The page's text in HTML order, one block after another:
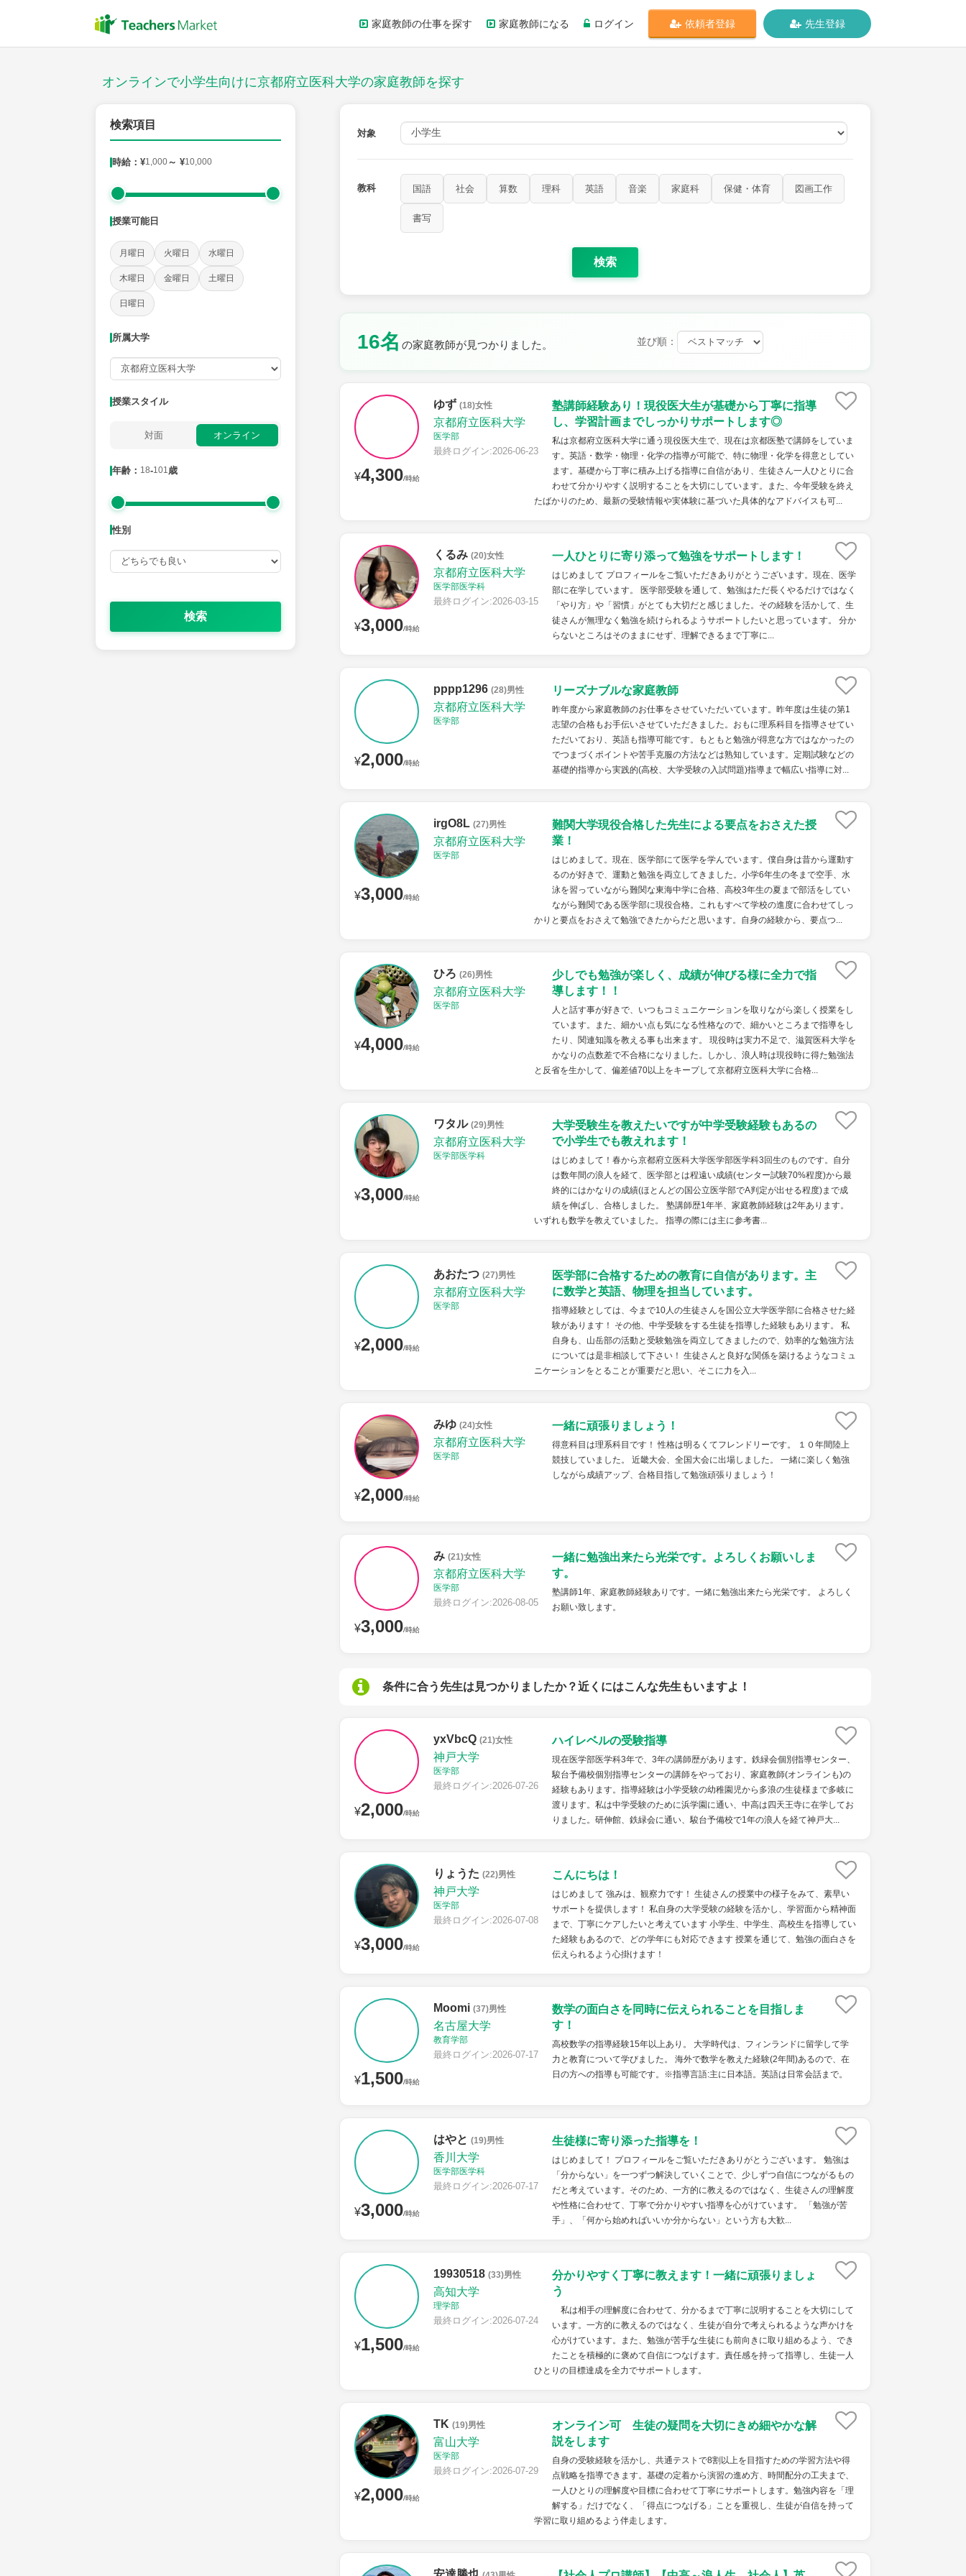
家庭教師の仕事を探す 家庭教師になる ログイン 依頼者登録 先生登録
オンラインで小学生向けに京都府立医科大学の家庭教師を探す
検索項目
時給：¥1,000～ ¥10,000
授業可能日
月曜日 火曜日 水曜日
木曜日 金曜日 土曜日
日曜日
所属大学
授業スタイル
対面 オンライン
年齢： 18-101歳
性別
検索
対象
教科 国語 社会 算数 理科 英語 音楽 家庭科 保健・体育 図画工作
書写
検索
16名 の家庭教師が見つかりました。 並び順：
¥4,300/時給
ゆず (18)女性
京都府立医科大学
医学部
最終ログイン:2026-06-23
塾講師経験あり！現役医大生が基礎から丁寧に指導
し、学習計画までしっかりサポートします◎
私は京都府立医科大学に通う現役医大生で、現在は京都医塾で講師をしていま
す。英語・数学・物理・化学の指導が可能で、特に物理・化学を得意としてい
ます。基礎から丁寧に積み上げる指導に自信があり、生徒さん一人ひとりに合
わせて分かりやすく説明することを大切にしています。また、今年受験を終え
たばかりのため、最新の受験情報や実体験に基づいた具体的なアドバイスも可...
¥3,000/時給
くるみ (20)女性
京都府立医科大学
医学部医学科
最終ログイン:2026-03-15
一人ひとりに寄り添って勉強をサポートします！
はじめまして プロフィールをご覧いただきありがとうございます。現在、医学
部に在学しています。 医学部受験を通して、勉強はただ長くやるだけではなく
「やり方」や「習慣」がとても大切だと感じました。その経験を活かして、生
徒さんが無理なく勉強を続けられるようサポートしたいと思っています。 分か
らないところはそのままにせず、理解できるまで丁寧に...
¥2,000/時給
pppp1296 (28)男性
京都府立医科大学
医学部
リーズナブルな家庭教師
昨年度から家庭教師のお仕事をさせていただいています。昨年度は生徒の第1
志望の合格もお手伝いさせていただきました。おもに理系科目を指導させてい
ただいており、英語も指導可能です。もともと勉強が得意な方ではなかったの
でつまづくポイントや苦手克服の方法などは熟知しています。定期試験などの
基礎的指導から実践的(高校、大学受験の入試問題)指導まで幅広い指導に対...
¥3,000/時給
irgO8L (27)男性
京都府立医科大学
医学部
難関大学現役合格した先生による要点をおさえた授
業！
はじめまして。現在、医学部にて医学を学んでいます。僕自身は昔から運動す
るのが好きで、運動と勉強を両立してきました。小学6年生の冬まで空手、水
泳を習っていながら難関な東海中学に合格、高校3年生の夏まで部活をしてい
ながら難関である医学部に現役合格。これもすべて学校の進度に合わせてしっ
かりと要点をおさえて勉強できたからだと思います。自身の経験から、要点つ...
¥4,000/時給
ひろ (26)男性
京都府立医科大学
医学部
少しでも勉強が楽しく、成績が伸びる様に全力で指
導します！！
人と話す事が好きで、いつもコミュニケーションを取りながら楽しく授業をし
ています。また、細かい点も気になる性格なので、細かいところまで指導をし
たり、関連知識を教える事も出来ます。 現役時は実力不足で、滋賀医科大学を
かなりの点数差で不合格になりました。しかし、浪人時は現役時に得た勉強法
と反省を生かして、偏差値70以上をキープして京都府立医科大学に合格...
¥3,000/時給
ワタル (29)男性
京都府立医科大学
医学部医学科
大学受験生を教えたいですが中学受験経験もあるの
で小学生でも教えれます！
はじめまして！春から京都府立医科大学医学部医学科3回生のものです。自分
は数年間の浪人を経て、医学部とは程遠い成績(センター試験70%程度)から最
終的にはかなりの成績(ほとんどの国公立医学部でA判定が出せる程度)まで成
績を伸ばし、合格しました。 塾講師歴1年半、家庭教師経験は2年あります。
いずれも数学を教えていました。 指導の際には主に参考書...
¥2,000/時給
あおたつ (27)男性
京都府立医科大学
医学部
医学部に合格するための教育に自信があります。主
に数学と英語、物理を担当しています。
指導経験としては、今まで10人の生徒さんを国公立大学医学部に合格させた経
験があります！ その他、中学受験をする生徒を指導した経験もあります。 私
自身も、山岳部の活動と受験勉強を両立してきましたので、効率的な勉強方法
については是非相談して下さい！ 生徒さんと良好な関係を築けるようなコミュ
ニケーションをとることが重要だと思い、そこに力を入...
¥2,000/時給
みゆ (24)女性
京都府立医科大学
医学部
一緒に頑張りましょう！
得意科目は理系科目です！ 性格は明るくてフレンドリーです。 １０年間陸上
競技していました。 近畿大会、全国大会に出場しました。 一緒に楽しく勉強
しながら成績アップ、合格目指して勉強頑張りましょう！
¥3,000/時給
み (21)女性
京都府立医科大学
医学部
最終ログイン:2026-08-05
一緒に勉強出来たら光栄です。よろしくお願いしま
す。
塾講師1年、家庭教師経験ありです。一緒に勉強出来たら光栄です。 よろしく
お願い致します。
条件に合う先生は見つかりましたか？近くにはこんな先生もいますよ！
¥2,000/時給
yxVbcQ (21)女性
神戸大学
医学部
最終ログイン:2026-07-26
ハイレベルの受験指導
現在医学部医学科3年で、3年の講師歴があります。鉄緑会個別指導センター、
駿台予備校個別指導センターの講師をやっており、家庭教師(オンラインも)の
経験もあります。指導経験は小学受験の幼稚園児から多浪の生徒様まで多岐に
渡ります。私は中学受験のために浜学園に通い、中高は四天王寺に在学してお
りました。研伸館、鉄緑会に通い、駿台予備校で1年の浪人を経て神戸大...
¥3,000/時給
りょうた (22)男性
神戸大学
医学部
最終ログイン:2026-07-08
こんにちは！
はじめまして 強みは、観察力です！ 生徒さんの授業中の様子をみて、素早い
サポートを提供します！ 私自身の大学受験の経験を活かし、学習面から精神面
まで、丁寧にケアしたいと考えています 小学生、中学生、高校生を指導してい
た経験もあるので、どの学年にも対応できます 授業を通じて、勉強の面白さを
伝えられるよう心掛けます！
¥1,500/時給
Moomi (37)男性
名古屋大学
教育学部
最終ログイン:2026-07-17
数学の面白さを同時に伝えられることを目指しま
す！
高校数学の指導経験15年以上あり。 大学時代は、フィンランドに留学して学
力と教育について学びました。 海外で数学を教えた経験(2年間)あるので、在
日の方への指導も可能です。※指導言語:主に日本語。英語は日常会話まで。
¥3,000/時給
はやと (19)男性
香川大学
医学部医学科
最終ログイン:2026-07-17
生徒様に寄り添った指導を！
はじめまして！ プロフィールをご覧いただきありがとうございます。 勉強は
「分からない」を一つずつ解決していくことで、少しずつ自信につながるもの
だと考えています。そのため、一方的に教えるのではなく、生徒さんの理解度
や性格に合わせて、丁寧で分かりやすい指導を心がけています。 「勉強が苦
手」、「何から始めればいいか分からない」という方も大歓...
¥1,500/時給
19930518 (33)男性
高知大学
理学部
最終ログイン:2026-07-24
分かりやすく丁寧に教えます！一緒に頑張りましょ
う
私は相手の理解度に合わせて、分かるまで丁寧に説明することを大切にして
います。一方的に教えるのではなく、生徒が自分で考えられるような声かけを
心がけています。また、勉強が苦手な生徒にも前向きに取り組めるよう、でき
たことを積極的に褒めて自信につなげます。責任感を持って指導し、生徒一人
ひとりの目標達成を全力でサポートします。
¥2,000/時給
TK (19)男性
富山大学
医学部
最終ログイン:2026-07-29
オンライン可 生徒の疑問を大切にきめ細やかな解
説をします
自身の受験経験を活かし、共通テストで8割以上を目指すための学習方法や得
点戦略を指導できます。基礎の定着から演習の進め方、時間配分の工夫まで、
一人ひとりの理解度や目標に合わせて丁寧にサポートします。勉強内容を「理
解する」だけでなく、「得点につなげる」ことを重視し、生徒が自信を持って
学習に取り組めるよう伴走します。
授業スタイル
社会 保健・体育 図画工作 書写
時給：¥1,000 ～ ¥10,000
授業可能日
火曜日 土曜日 日曜日
所属大学